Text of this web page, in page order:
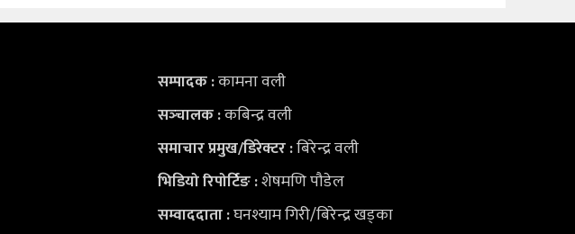
सम्पादक :कामना वली
सञ्‍चालक :कबिन्द्र वली
समाचार प्रमुख/डिरेक्टर :बिरेन्द्र वली
भिडियोरिपोर्टिङ :शेषमणि पौडेल
सम्वाददाता :घनश्याम गिरी/बिरेन्द्र खड्का